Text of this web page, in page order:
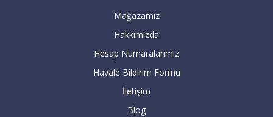
Servis yetkilileri sizden randevu alarak
adresinize teslimat ve aynı anda kurulum
Mağazamız
Hakkımızda
Hesap Numaralarımız
Havale Bildirim Formu
İletişim
Blog